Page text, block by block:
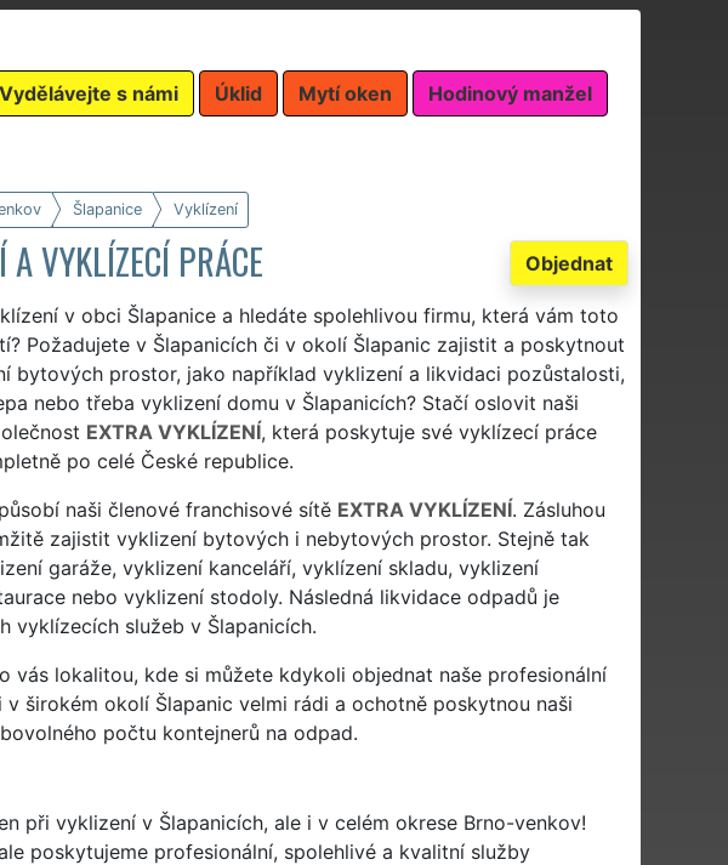
Vydělávejte s námi Úklid Mytí oken Hodinový manžel
Šlapanice Vyklízení
Objednat
VYKLÍZECÍ PRÁCE
v obci Šlapanice a hledáte spolehlivou firmu, která vám toto
Požadujete v Šlapanicích či v okolí Šlapanic zajistit a poskytnout
bytových prostor, jako například vyklizení a likvidaci pozůstalosti,
nebo třeba vyklizení domu v Šlapanicích? Stačí oslovit naši
EXTRA VYKLÍZENÍ, která poskytuje své vyklízecí práce
po celé České republice.
naši členové franchisové sítě EXTRA VYKLÍZENÍ. Zásluhou
zajistit vyklizení bytových i nebytových prostor. Stejně tak
garáže, vyklizení kanceláří, vyklízení skladu, vyklizení
nebo vyklizení stodoly. Následná likvidace odpadů je
vyklízecích služeb v Šlapanicích.
vás lokalitou, kde si můžete kdykoli objednat naše profesionální
širokém okolí Šlapanic velmi rádi a ochotně poskytnou naši
počtu kontejnerů na odpad.
při vyklizení v Šlapanicích, ale i v celém okrese Brno-venkov!
poskytujeme profesionální, spolehlivé a kvalitní služby